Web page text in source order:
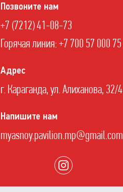
Позвоните нам
+7 (7212) 41-08-73
Горячая линия: +7 700 57 000 75
Адрес
г. Караганда, ул. Алиханова, 32/4
Напишите нам
myasnoy.pavilion.mp@gmail.com